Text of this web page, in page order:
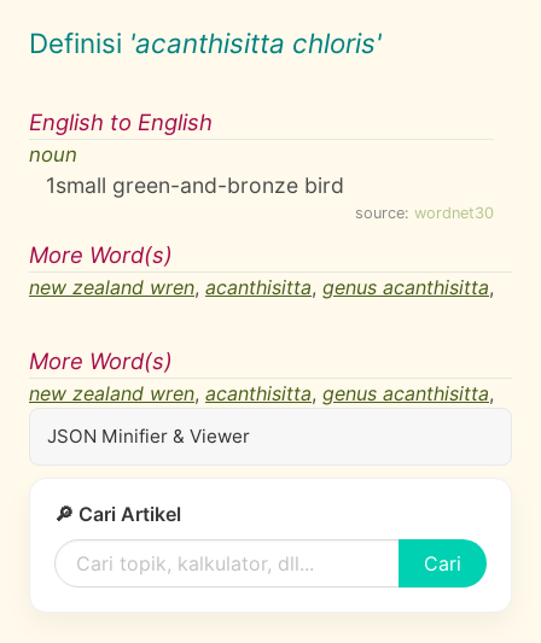
Definisi 'acanthisitta chloris'
English to English
noun
1small green-and-bronze bird
source: wordnet30
More Word(s)
new zealand wren, acanthisitta, genus acanthisitta,
More Word(s)
new zealand wren, acanthisitta, genus acanthisitta,
JSON Minifier & Viewer
🔎 Cari Artikel
Cari